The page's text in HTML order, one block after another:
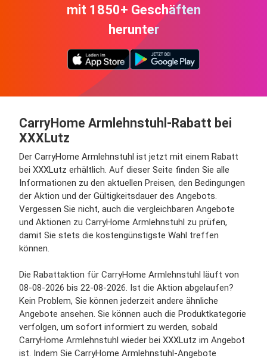
mit 1850+ Geschäften
herunter
CarryHome Armlehnstuhl-Rabatt bei
XXXLutz
Der CarryHome Armlehnstuhl ist jetzt mit einem Rabatt
bei XXXLutz erhältlich. Auf dieser Seite finden Sie alle
Informationen zu den aktuellen Preisen, den Bedingungen
der Aktion und der Gültigkeitsdauer des Angebots.
Vergessen Sie nicht, auch die vergleichbaren Angebote
und Aktionen zu CarryHome Armlehnstuhl zu prüfen,
damit Sie stets die kostengünstigste Wahl treffen
können.
Die Rabattaktion für CarryHome Armlehnstuhl läuft von
08-08-2026 bis 22-08-2026. Ist die Aktion abgelaufen?
Kein Problem, Sie können jederzeit andere ähnliche
Angebote ansehen. Sie können auch die Produktkategorie
verfolgen, um sofort informiert zu werden, sobald
CarryHome Armlehnstuhl wieder bei XXXLutz im Angebot
ist. Indem Sie CarryHome Armlehnstuhl-Angebote